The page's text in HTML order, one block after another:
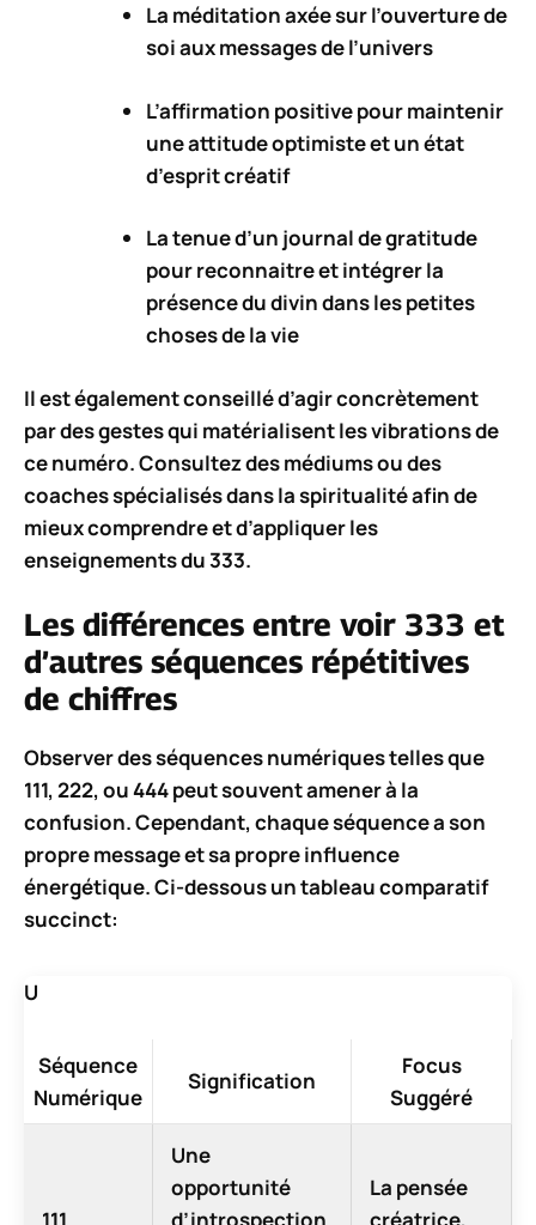
La méditation axée sur l’ouverture de
soi aux messages de l’univers
L’affirmation positive pour maintenir
une attitude optimiste et un état
d’esprit créatif
La tenue d’un journal de gratitude
pour reconnaitre et intégrer la
présence du divin dans les petites
choses de la vie
Il est également conseillé d’agir concrètement
par des gestes qui matérialisent les vibrations de
ce numéro. Consultez des médiums ou des
coaches spécialisés dans la spiritualité afin de
mieux comprendre et d’appliquer les
enseignements du 333.
Les différences entre voir 333 et
d’autres séquences répétitives
de chiffres
Observer des séquences numériques telles que
111, 222, ou 444 peut souvent amener à la
confusion. Cependant, chaque séquence a son
propre message et sa propre influence
énergétique. Ci-dessous un tableau comparatif
succinct:
U
Séquence
Numérique
Signification
Focus
Suggéré
Une
opportunité
La pensée